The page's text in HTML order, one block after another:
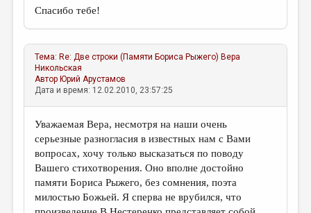
Спасибо тебе!
Тема: Re: Две строки (Памяти Бориса Рыжего) Вера
Никольская
Автор Юрий Арустамов
Дата и время: 12.02.2010, 23:57:25
Уважаемая Вера, несмотря на наши очень
серьезные разногласия в известных нам с Вами
вопросах, хочу только высказаться по поводу
Вашего стихотворения. Оно вполне достойно
памяти Бориса Рыжего, без сомнения, поэта
милостью Божьей. Я сперва не врубился, что